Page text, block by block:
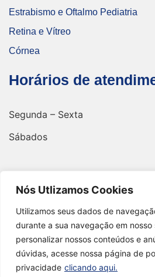
Nós Utlizamos Cookies
Utilizamos seus dados de
durante a sua navegação em
personalizar nossos conteúdos e
dúvidas, acesse nossa página de
privacidade clicando aqui.
Estrabismo e Oftalmo Pediatria
Retina e Vítreo
Córnea
Horários de
Segunda – Sexta
Sábados
Endereço
Av. Andrade Neves, 699 - 7º
Campinas - SP.